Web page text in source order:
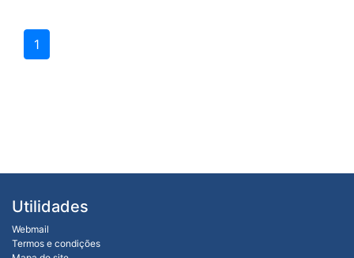
1
Utilidades
Webmail
Termos e condições